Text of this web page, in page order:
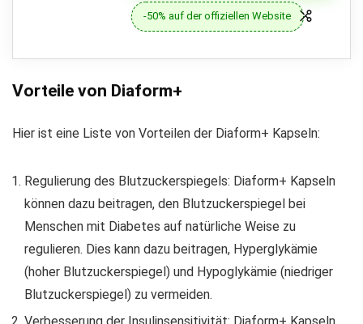
-50% auf der offiziellen Website
Vorteile von Diaform+
Hier ist eine Liste von Vorteilen der Diaform+ Kapseln:
Regulierung des Blutzuckerspiegels: Diaform+ Kapseln
können dazu beitragen, den Blutzuckerspiegel bei
Menschen mit Diabetes auf natürliche Weise zu
regulieren. Dies kann dazu beitragen, Hyperglykämie
(hoher Blutzuckerspiegel) und Hypoglykämie (niedriger
Blutzuckerspiegel) zu vermeiden.
Verbesserung der Insulinsensitivität: Diaform+ Kapseln